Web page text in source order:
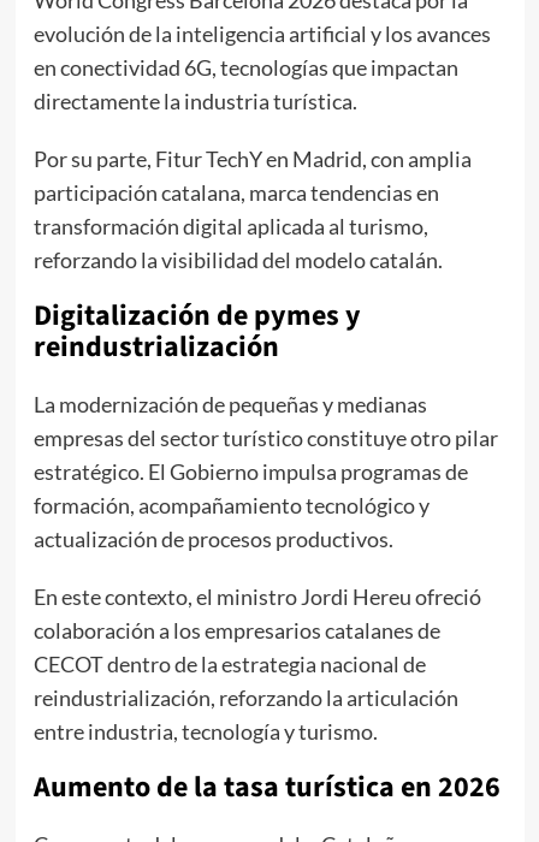
evolución de la inteligencia artificial y los avances
en conectividad 6G, tecnologías que impactan
directamente la industria turística.
Por su parte, Fitur TechY en Madrid, con amplia
participación catalana, marca tendencias en
transformación digital aplicada al turismo,
reforzando la visibilidad del modelo catalán.
Digitalización de pymes y
reindustrialización
La modernización de pequeñas y medianas
empresas del sector turístico constituye otro pilar
estratégico. El Gobierno impulsa programas de
formación, acompañamiento tecnológico y
actualización de procesos productivos.
En este contexto, el ministro Jordi Hereu ofreció
colaboración a los empresarios catalanes de
CECOT dentro de la estrategia nacional de
reindustrialización, reforzando la articulación
entre industria, tecnología y turismo.
Aumento de la tasa turística en 2026